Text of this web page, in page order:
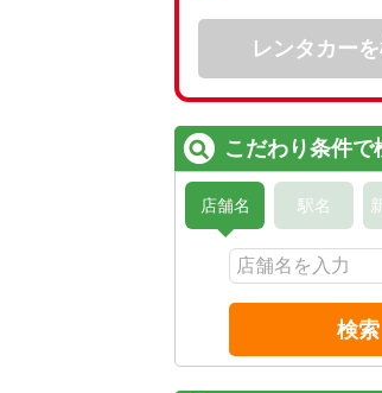
レンタカー
こだわり条件で
店舗名 駅名
検索